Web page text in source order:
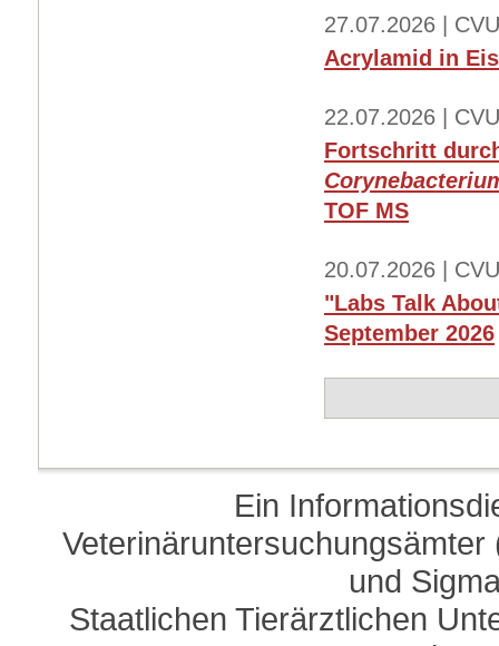
27.07.2026 |
Acrylamid in
22.07.2026 |
Fortschritt
TOF MS
20.07.2026 |
"Labs Talk
September 2026
Ein
und
Staatlichen Tierärztlichen